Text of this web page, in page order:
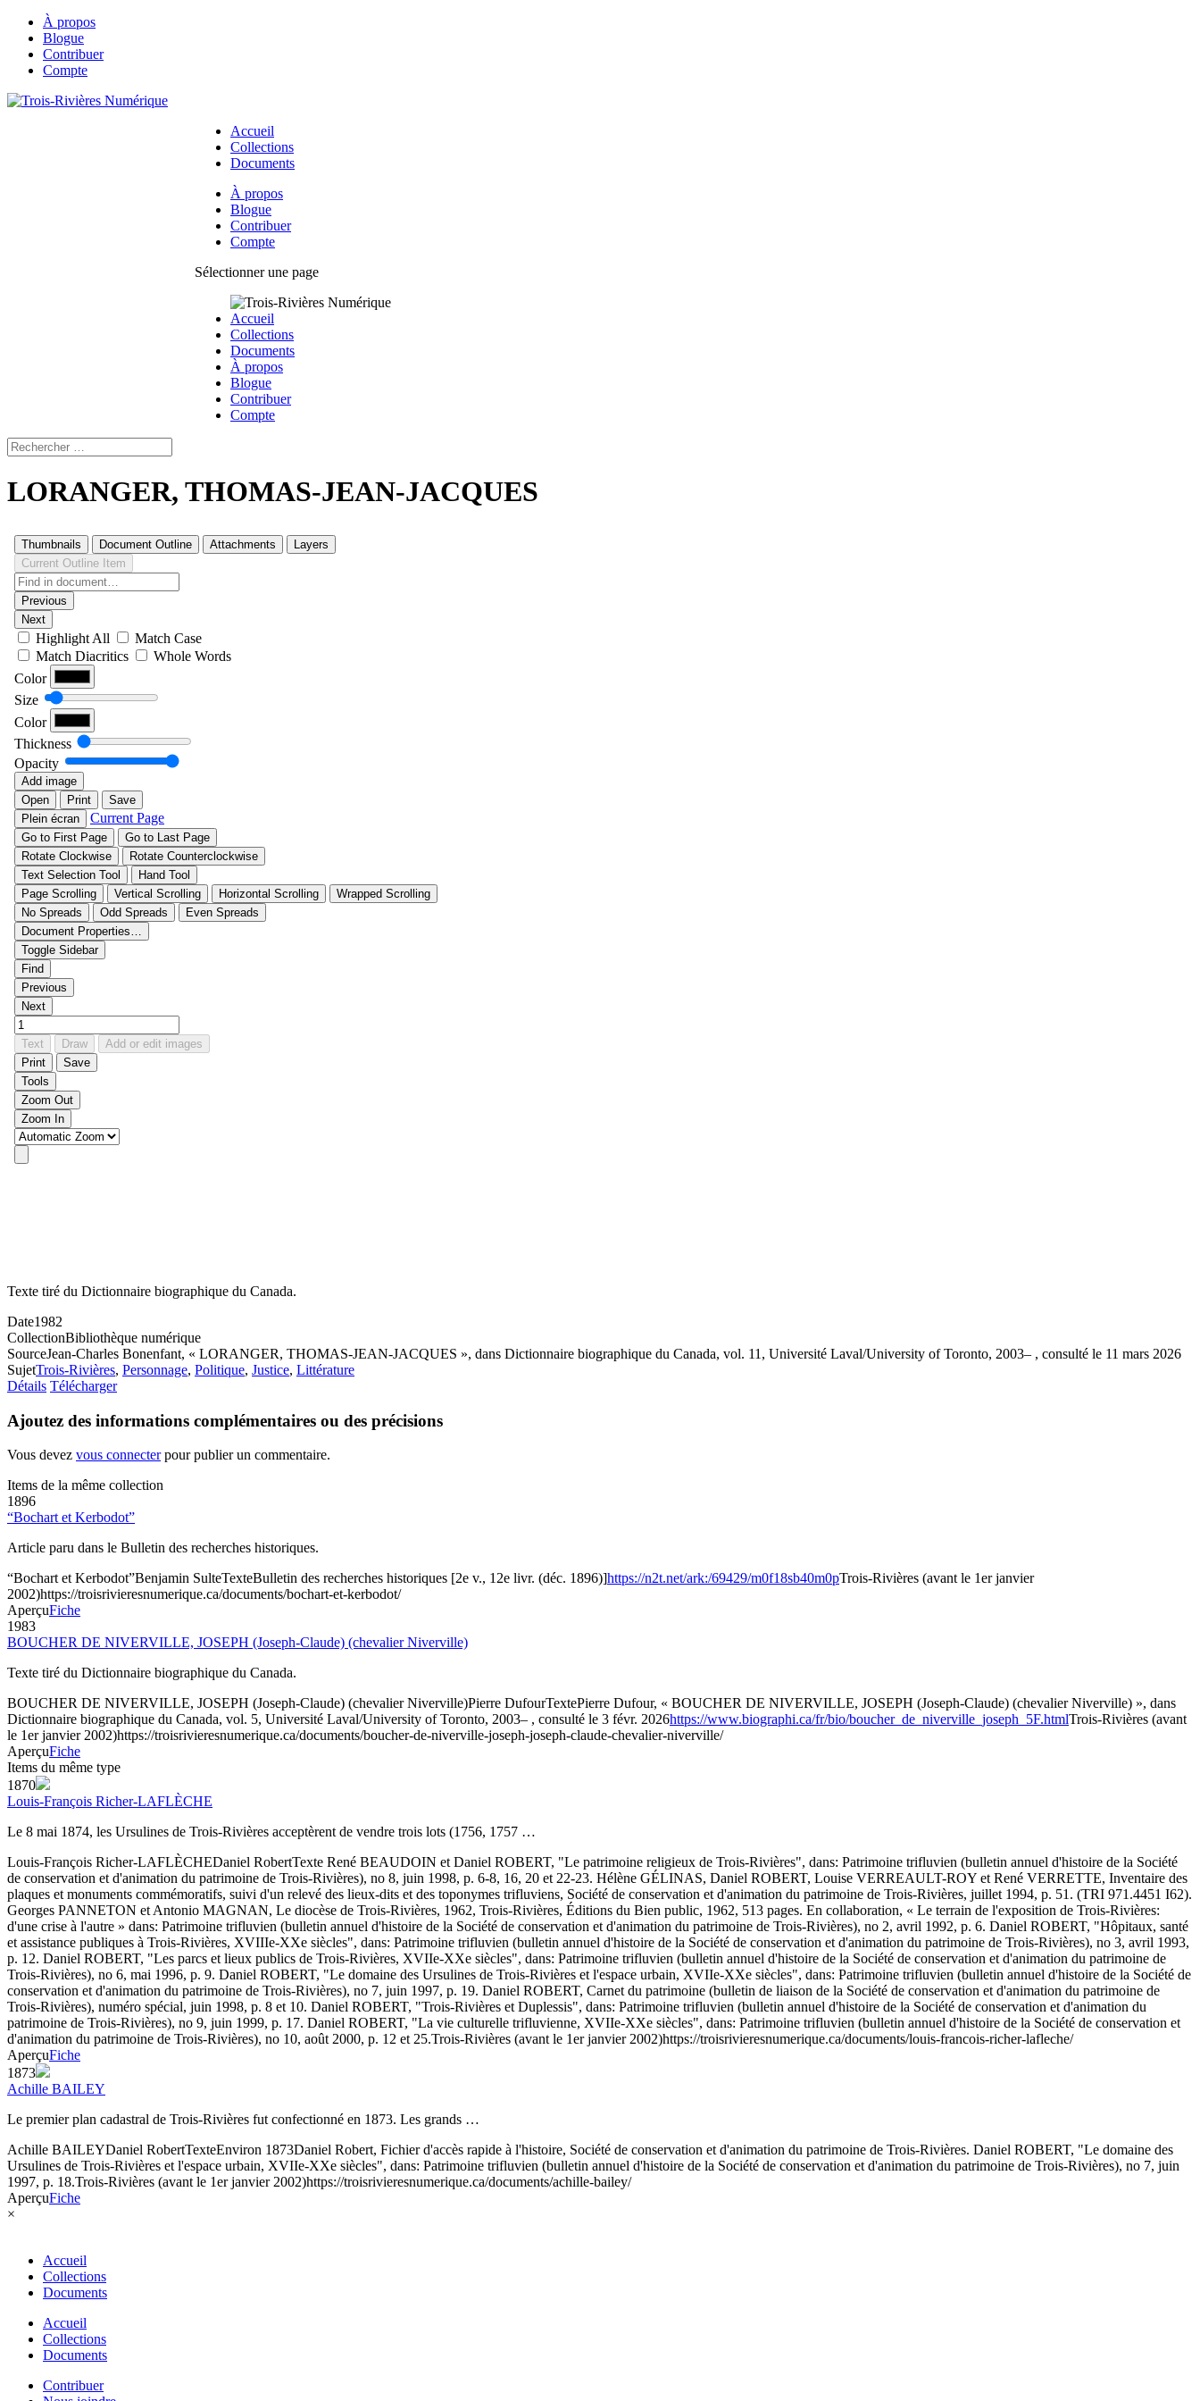
À propos
Blogue
Contribuer
Compte
Accueil
Collections
Documents
À propos
Blogue
Contribuer
Compte
Sélectionner une page
Accueil
Collections
Documents
À propos
Blogue
Contribuer
Compte
LORANGER, THOMAS-JEAN-JACQUES
Texte tiré du Dictionnaire biographique du Canada.
Date1982
CollectionBibliothèque numérique
SourceJean-Charles Bonenfant, « LORANGER, THOMAS-JEAN-JACQUES », dans Dictionnaire biographique du Canada, vol. 11, Université Laval/University of Toronto, 2003– , consulté le 11 mars 2026
SujetTrois-Rivières, Personnage, Politique, Justice, Littérature
Détails Télécharger
Ajoutez des informations complémentaires ou des précisions
Vous devez vous connecterpour publier un commentaire.
Items de la même collection
1896
“Bochart et Kerbodot”
Article paru dans le Bulletin des recherches historiques.
“Bochart et Kerbodot”Benjamin SulteTexteBulletin des recherches historiques [2e v., 12e livr. (déc. 1896)]https://n2t.net/ark:/69429/m0f18sb40m0pTrois-Rivières (avant le 1er janvier
2002)https://troisrivieresnumerique.ca/documents/bochart-et-kerbodot/
AperçuFiche
1983
BOUCHER DE NIVERVILLE, JOSEPH (Joseph-Claude) (chevalier Niverville)
Texte tiré du Dictionnaire biographique du Canada.
BOUCHER DE NIVERVILLE, JOSEPH (Joseph-Claude) (chevalier Niverville)Pierre DufourTextePierre Dufour, « BOUCHER DE NIVERVILLE, JOSEPH (Joseph-Claude) (chevalier Niverville) », dans
Dictionnaire biographique du Canada, vol. 5, Université Laval/University of Toronto, 2003– , consulté le 3 févr. 2026https://www.biographi.ca/fr/bio/boucher_de_niverville_joseph_5F.htmlTrois-Rivières (avant
le 1er janvier 2002)https://troisrivieresnumerique.ca/documents/boucher-de-niverville-joseph-joseph-claude-chevalier-niverville/
AperçuFiche
Items du même type
1870
Louis-François Richer-LAFLÈCHE
Le 8 mai 1874, les Ursulines de Trois-Rivières acceptèrent de vendre trois lots (1756, 1757 …
Louis-François Richer-LAFLÈCHEDaniel RobertTexte René BEAUDOIN et Daniel ROBERT, "Le patrimoine religieux de Trois-Rivières", dans: Patrimoine trifluvien (bulletin annuel d'histoire de la Société
de conservation et d'animation du patrimoine de Trois-Rivières), no 8, juin 1998, p. 6-8, 16, 20 et 22-23. Hélène GÉLINAS, Daniel ROBERT, Louise VERREAULT-ROY et René VERRETTE, Inventaire des
plaques et monuments commémoratifs, suivi d'un relevé des lieux-dits et des toponymes trifluviens, Société de conservation et d'animation du patrimoine de Trois-Rivières, juillet 1994, p. 51. (TRI 971.4451 I62).
Georges PANNETON et Antonio MAGNAN, Le diocèse de Trois-Rivières, 1962, Trois-Rivières, Éditions du Bien public, 1962, 513 pages. En collaboration, « Le terrain de l'exposition de Trois-Rivières:
d'une crise à l'autre » dans: Patrimoine trifluvien (bulletin annuel d'histoire de la Société de conservation et d'animation du patrimoine de Trois-Rivières), no 2, avril 1992, p. 6. Daniel ROBERT, "Hôpitaux, santé
et assistance publiques à Trois-Rivières, XVIIIe-XXe siècles", dans: Patrimoine trifluvien (bulletin annuel d'histoire de la Société de conservation et d'animation du patrimoine de Trois-Rivières), no 3, avril 1993,
p. 12. Daniel ROBERT, "Les parcs et lieux publics de Trois-Rivières, XVIIe-XXe siècles", dans: Patrimoine trifluvien (bulletin annuel d'histoire de la Société de conservation et d'animation du patrimoine de
Trois-Rivières), no 6, mai 1996, p. 9. Daniel ROBERT, "Le domaine des Ursulines de Trois-Rivières et l'espace urbain, XVIIe-XXe siècles", dans: Patrimoine trifluvien (bulletin annuel d'histoire de la Société de
conservation et d'animation du patrimoine de Trois-Rivières), no 7, juin 1997, p. 19. Daniel ROBERT, Carnet du patrimoine (bulletin de liaison de la Société de conservation et d'animation du patrimoine de
Trois-Rivières), numéro spécial, juin 1998, p. 8 et 10. Daniel ROBERT, "Trois-Rivières et Duplessis", dans: Patrimoine trifluvien (bulletin annuel d'histoire de la Société de conservation et d'animation du
patrimoine de Trois-Rivières), no 9, juin 1999, p. 17. Daniel ROBERT, "La vie culturelle trifluvienne, XVIIe-XXe siècles", dans: Patrimoine trifluvien (bulletin annuel d'histoire de la Société de conservation et
d'animation du patrimoine de Trois-Rivières), no 10, août 2000, p. 12 et 25.Trois-Rivières (avant le 1er janvier 2002)https://troisrivieresnumerique.ca/documents/louis-francois-richer-lafleche/
AperçuFiche
1873
Achille BAILEY
Le premier plan cadastral de Trois-Rivières fut confectionné en 1873. Les grands …
Achille BAILEYDaniel RobertTexteEnviron 1873Daniel Robert, Fichier d'accès rapide à l'histoire, Société de conservation et d'animation du patrimoine de Trois-Rivières. Daniel ROBERT, "Le domaine des
Ursulines de Trois-Rivières et l'espace urbain, XVIIe-XXe siècles", dans: Patrimoine trifluvien (bulletin annuel d'histoire de la Société de conservation et d'animation du patrimoine de Trois-Rivières), no 7, juin
1997, p. 18.Trois-Rivières (avant le 1er janvier 2002)https://troisrivieresnumerique.ca/documents/achille-bailey/
AperçuFiche
×
Accueil
Collections
Documents
Accueil
Collections
Documents
Contribuer